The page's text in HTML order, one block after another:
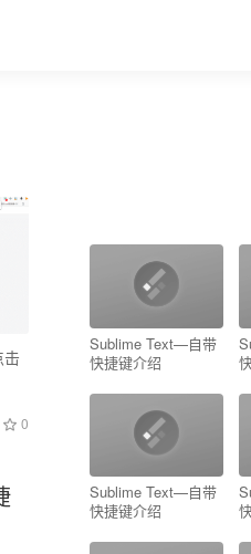
0
Sublime Text—自带
快捷键介绍
Sublime Text—自带
快捷键介绍